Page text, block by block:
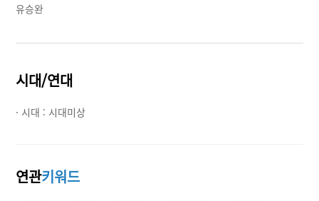
유승완
시대/연대
· 시대 : 시대미상
연관키워드